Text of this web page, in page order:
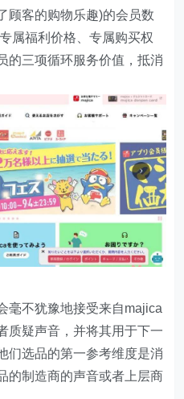
顾客的购物乐趣)的会员数
属福利价格、专属购买权
的三项循环服务价值，抵消
毫不犹豫地接受来自majica
质疑声音，并将其用于下一
们选品的第一参考维度是消
的制造商的声音或者上层商